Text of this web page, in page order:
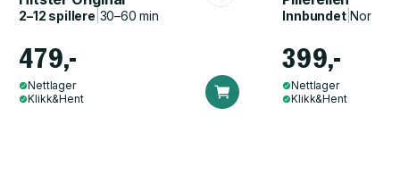
2–12 spillere 30–60 min
479,-
Nettlager
Klikk&Hent
Innbundet|Norsk,
399,-
Nettlager
Klikk&Hent